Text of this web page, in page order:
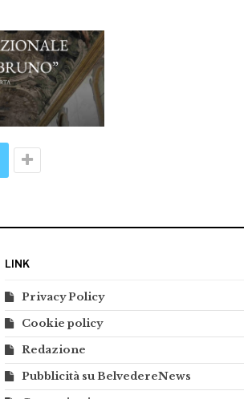
LINK
Privacy Policy
Cookie policy
Redazione
Pubblicità su BelvedereNews